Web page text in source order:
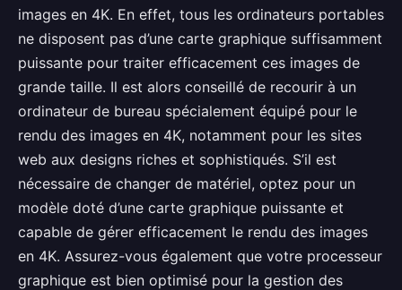
images en 4K. En effet, tous les ordinateurs portables
ne disposent pas d’une carte graphique suffisamment
puissante pour traiter efficacement ces images de
grande taille. Il est alors conseillé de recourir à un
ordinateur de bureau spécialement équipé pour le
rendu des images en 4K, notamment pour les sites
web aux designs riches et sophistiqués. S’il est
nécessaire de changer de matériel, optez pour un
modèle doté d’une carte graphique puissante et
capable de gérer efficacement le rendu des images
en 4K. Assurez-vous également que votre processeur
graphique est bien optimisé pour la gestion des